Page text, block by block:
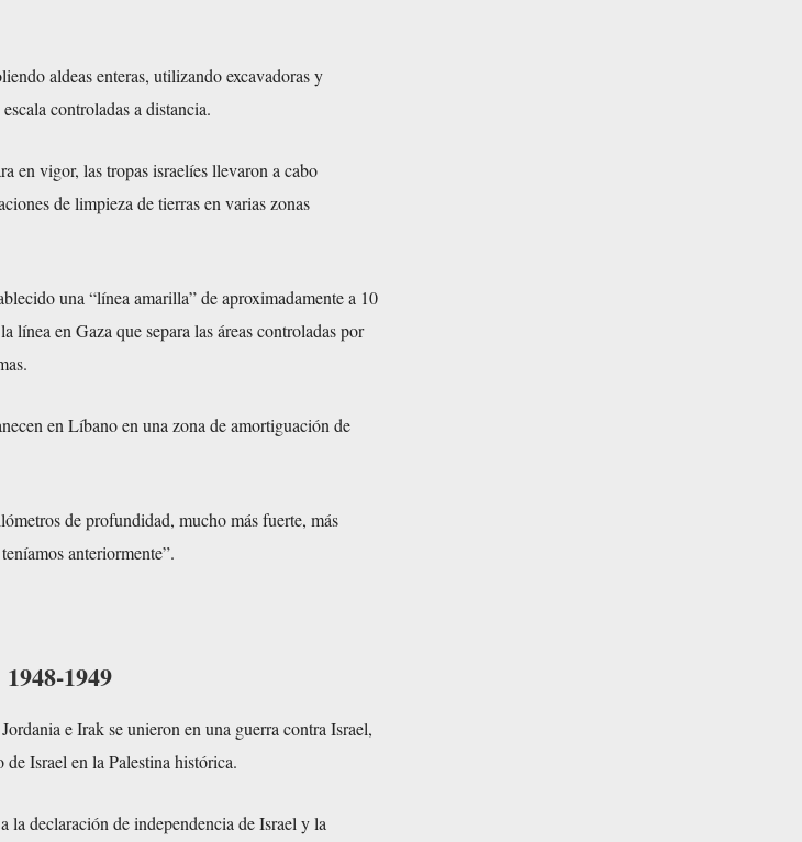
aldeas enteras, utilizando excavadoras y
controladas a distancia.
en vigor, las tropas israelíes llevaron a cabo
de limpieza de tierras en varias zonas
una “línea amarilla” de aproximadamente a 10
en Gaza que separa las áreas controladas por
en Líbano en una zona de amortiguación de
de profundidad, mucho más fuerte, más
anteriormente”.
1949
e Irak se unieron en una guerra contra Israel,
de Israel en la Palestina histórica.
la declaración de independencia de Israel y la